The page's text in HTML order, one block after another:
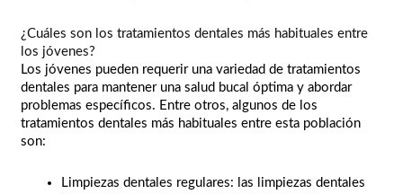
¿Cuáles son los tratamientos dentales más habituales entre
los jóvenes?
Los jóvenes pueden requerir una variedad de tratamientos
dentales para mantener una salud bucal óptima y abordar
problemas específicos. Entre otros, algunos de los
tratamientos dentales más habituales entre esta población
son:
Limpiezas dentales regulares: las limpiezas dentales